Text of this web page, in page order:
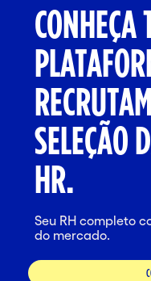
SELEÇÃO
HR.
Seu RH completo
do mercado.